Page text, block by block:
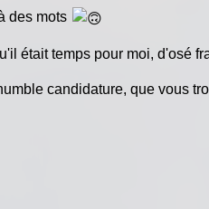
des mots
était temps pour moi, d'osé
candidature, que vous